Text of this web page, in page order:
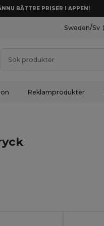
BÄTTRE PRISER I APPEN!
Sweden/Sv
Reklamprodukter